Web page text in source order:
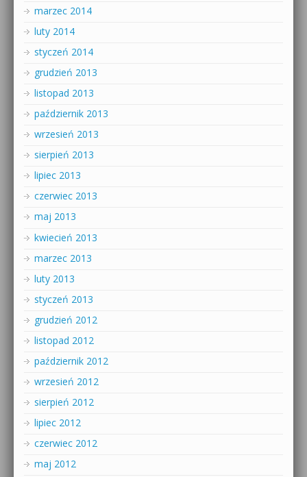
marzec 2014
luty 2014
styczeń 2014
grudzień 2013
listopad 2013
październik 2013
wrzesień 2013
sierpień 2013
lipiec 2013
czerwiec 2013
maj 2013
kwiecień 2013
marzec 2013
luty 2013
styczeń 2013
grudzień 2012
listopad 2012
październik 2012
wrzesień 2012
sierpień 2012
lipiec 2012
czerwiec 2012
maj 2012